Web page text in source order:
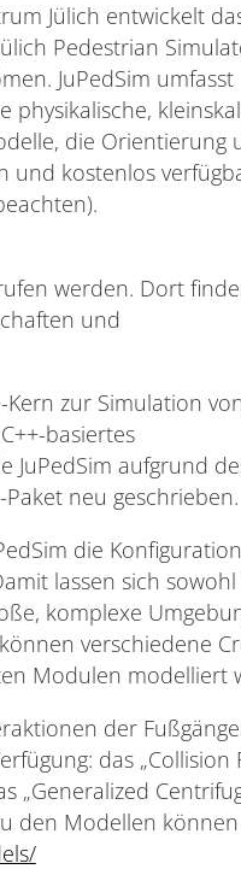
Jülich entwickelt
Pedestrian
JuPedSim umfasst
physikalische,
die Orientierung
und kostenlos
werden. Dort
und
Kern zur Simulation
basiertes
JuPedSim aufgrund
neu geschrieben.
die
lassen sich sowohl
komplexe
verschiedene
Modulen modelliert
der
das „Collision
„Generalized
den Modellen